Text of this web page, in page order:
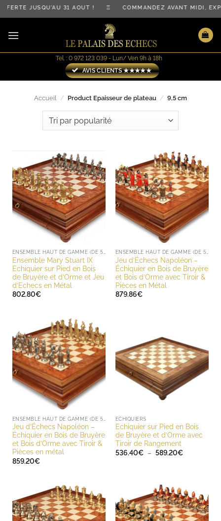
Passer
au
contenu
JUSQU'AU 31 AOÛT ! ♖ COMMANDEZ AVANT MIDI,
Tel. : 0 972 123 039 - Lun/ Ven 9h à 18h
AVIS CLIENTS ★★★★★
Accueil / Product Epaisseur de plateau / 9,5 cm
Ensemble Mary Stuart IX
Echiquier sur Pied en Bois
de Bruyère et d’Orme et Jeu
d’Echecs en Métal
802.80€
Jeu d’Échecs Napoléon –
Échiquier en Bois de Bruyère
et Bois d’Orme avec Tiroir &
Pièces en Métal
879.86€
Jeu d’Échecs Napoléon –
Échiquier en Bois de Bruyère
et Bois d’Orme avec Tiroir &
Pièces en métal
859.20€
ECHIQUIERS
Echiquier sur Pied en Bois
de Bruyère et d’Orme avec
Tiroir de Rangement
536.40€ – 589.20€Plage